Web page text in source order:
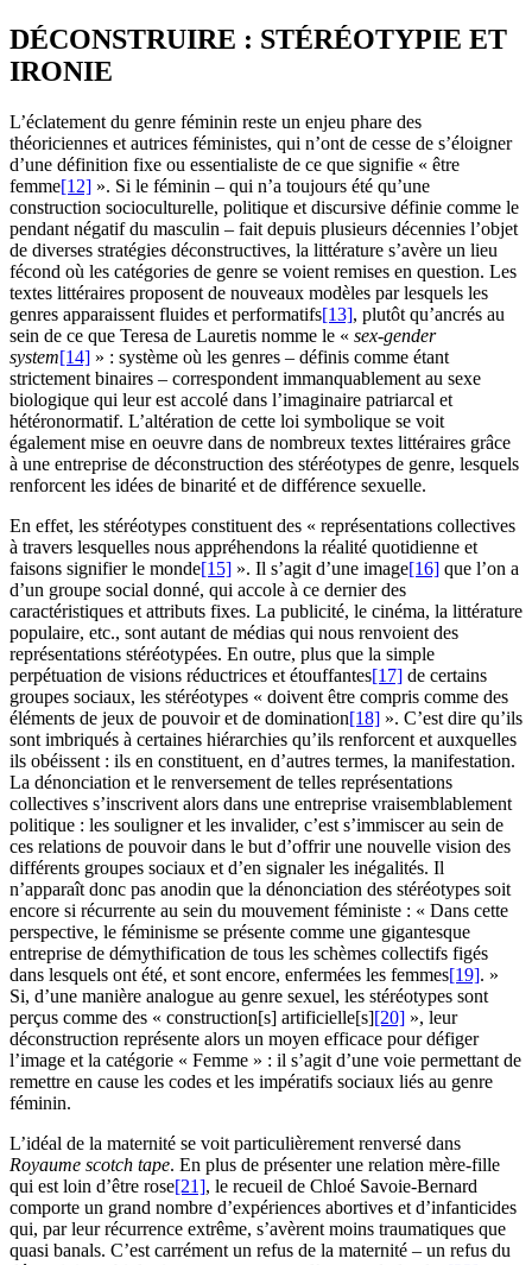
DÉCONSTRUIRE : STÉRÉOTYPIE ET
IRONIE
L’éclatement du genre féminin reste un enjeu phare des
théoriciennes et autrices féministes, qui n’ont de cesse de s’éloigner
d’une définition fixe ou essentialiste de ce que signifie « être
femme[12] ». Si le féminin – qui n’a toujours été qu’une
construction socioculturelle, politique et discursive définie comme le
pendant négatif du masculin – fait depuis plusieurs décennies l’objet
de diverses stratégies déconstructives, la littérature s’avère un lieu
fécond où les catégories de genre se voient remises en question. Les
textes littéraires proposent de nouveaux modèles par lesquels les
genres apparaissent fluides et performatifs[13], plutôt qu’ancrés au
sein de ce que Teresa de Lauretis nomme le « sex-gender
system[14] » : système où les genres – définis comme étant
strictement binaires – correspondent immanquablement au sexe
biologique qui leur est accolé dans l’imaginaire patriarcal et
hétéronormatif. L’altération de cette loi symbolique se voit
également mise en oeuvre dans de nombreux textes littéraires grâce
à une entreprise de déconstruction des stéréotypes de genre, lesquels
renforcent les idées de binarité et de différence sexuelle.
En effet, les stéréotypes constituent des « représentations collectives
à travers lesquelles nous appréhendons la réalité quotidienne et
faisons signifier le monde[15] ». Il s’agit d’une image[16] que l’on a
d’un groupe social donné, qui accole à ce dernier des
caractéristiques et attributs fixes. La publicité, le cinéma, la littérature
populaire, etc., sont autant de médias qui nous renvoient des
représentations stéréotypées. En outre, plus que la simple
perpétuation de visions réductrices et étouffantes[17] de certains
groupes sociaux, les stéréotypes « doivent être compris comme des
éléments de jeux de pouvoir et de domination[18] ». C’est dire qu’ils
sont imbriqués à certaines hiérarchies qu’ils renforcent et auxquelles
ils obéissent : ils en constituent, en d’autres termes, la manifestation.
La dénonciation et le renversement de telles représentations
collectives s’inscrivent alors dans une entreprise vraisemblablement
politique : les souligner et les invalider, c’est s’immiscer au sein de
ces relations de pouvoir dans le but d’offrir une nouvelle vision des
différents groupes sociaux et d’en signaler les inégalités. Il
n’apparaît donc pas anodin que la dénonciation des stéréotypes soit
encore si récurrente au sein du mouvement féministe : « Dans cette
perspective, le féminisme se présente comme une gigantesque
entreprise de démythification de tous les schèmes collectifs figés
dans lesquels ont été, et sont encore, enfermées les femmes[19]. »
Si, d’une manière analogue au genre sexuel, les stéréotypes sont
perçus comme des « construction[s] artificielle[s][20] », leur
déconstruction représente alors un moyen efficace pour défiger
l’image et la catégorie « Femme » : il s’agit d’une voie permettant de
remettre en cause les codes et les impératifs sociaux liés au genre
féminin.
L’idéal de la maternité se voit particulièrement renversé dans
Royaume scotch tape. En plus de présenter une relation mère-fille
qui est loin d’être rose[21], le recueil de Chloé Savoie-Bernard
comporte un grand nombre d’expériences abortives et d’infanticides
qui, par leur récurrence extrême, s’avèrent moins traumatiques que
quasi banals. C’est carrément un refus de la maternité – un refus du